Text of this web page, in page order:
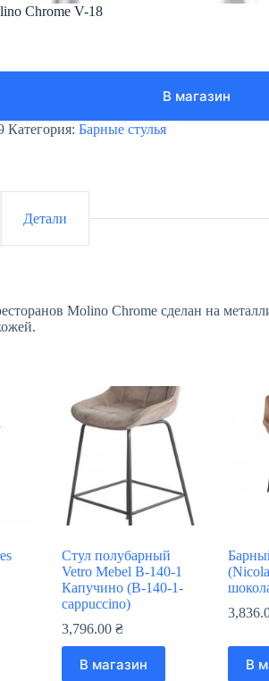
Chrome V-18
В магазин
Категория: Барные стулья
Детали
Molino Chrome сделан на
Стул полубарный
Vetro Mebel B-140-1
Капучино (B-140-1-
cappuccino)
3,796.00₴
В магазин В